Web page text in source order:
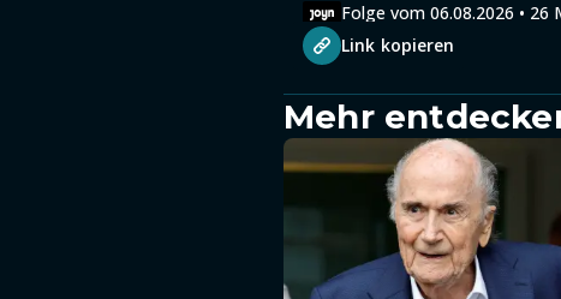
Folge vom 06.08.2026 • 26
Link kopieren
Mehr